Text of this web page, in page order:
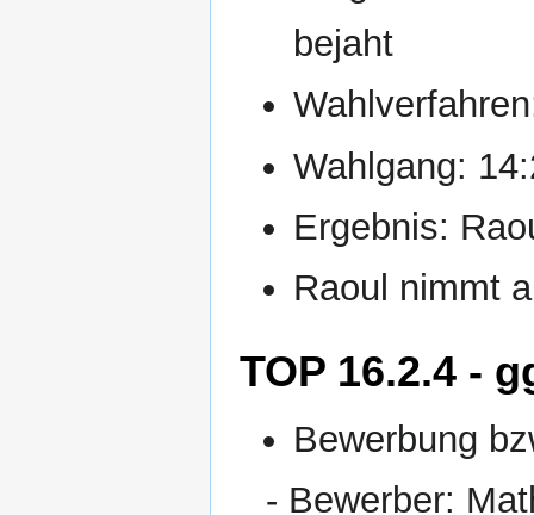
bejaht
Wahlgang:
Ergebnis:
Raoul nimmt
TOP 16.2.4 -
Bewerbung
- Bewerber: